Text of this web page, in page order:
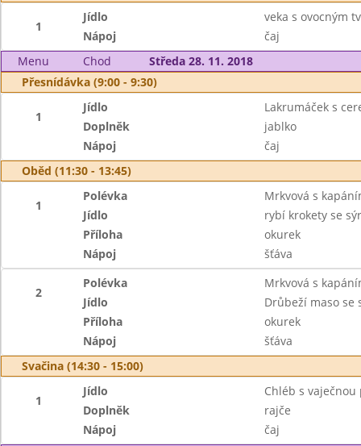
1
Jídlo
veka s ovocným
Nápoj
čaj
Menu
Chod
Středa 28. 11. 2018
Přesnídávka (9:00 - 9:30)
1
Jídlo
Lakrumáček s
Doplněk
jablko
Nápoj
čaj
Oběd (11:30 - 13:45)
1
Polévka
Mrkvová s
Jídlo
rybí krokety se
Příloha
okurek
Nápoj
šťáva
2
Polévka
Mrkvová s
Jídlo
Drůbeží maso se
Příloha
okurek
Nápoj
šťáva
Svačina (14:30 - 15:00)
1
Jídlo
Chléb s vaječnou
Doplněk
rajče
Nápoj
čaj